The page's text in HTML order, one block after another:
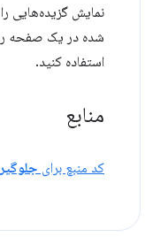
نمایش گزیده‌هایی
شده در یک صفحه را
استفاده کنید.
منابع
کد منبع برای